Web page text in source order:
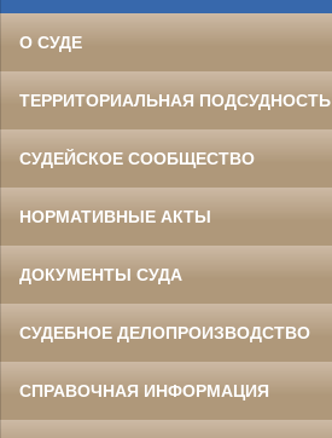
О СУДЕ
ТЕРРИТОРИАЛЬНАЯ ПОДСУДНОСТЬ
СУДЕЙСКОЕ СООБЩЕСТВО
НОРМАТИВНЫЕ АКТЫ
ДОКУМЕНТЫ СУДА
СУДЕБНОЕ ДЕЛОПРОИЗВОДСТВО
СПРАВОЧНАЯ ИНФОРМАЦИЯ